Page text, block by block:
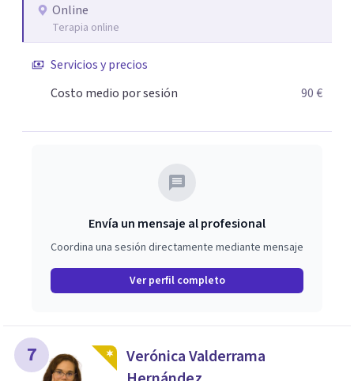
emocional. Desde que me gradué en Psicología en 2002,
siempre he estado en constante aprendizaje y
Máster en Terapia Cognitivo-Conductual y otro en
Psicodrama, profundizando en la mente humana y las
ofrecerte un espacio de confianza donde podamos
relaciones. Estoy aquí para acompañarte en ese proceso.
Online
Terapia online
Servicios y precios
Costo medio por sesión
90 €
Envía un mensaje al profesional
Coordina una sesión directamente mediante mensaje
Ver perfil completo
7
Verónica Valderrama